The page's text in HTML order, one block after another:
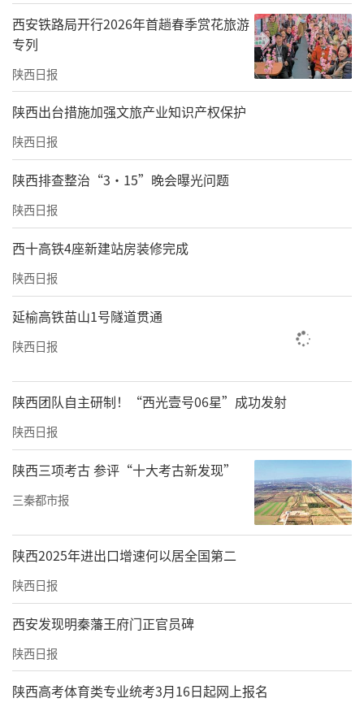
西安铁路局开行2026年首趟春季赏花旅游
专列
陕西日报
​陕西出台措施加强文旅产业知识产权保护
陕西日报
陕西排查整治“3·15”晚会曝光问题
陕西日报
西十高铁4座新建站房装修完成
陕西日报
延榆高铁苗山1号隧道贯通
陕西日报
陕西团队自主研制！“西光壹号06星”成功发射
陕西日报
陕西三项考古 参评“十大考古新发现”
三秦都市报
陕西2025年进出口增速何以居全国第二
陕西日报
西安发现明秦藩王府门正官员碑
陕西日报
陕西高考体育类专业统考3月16日起网上报名